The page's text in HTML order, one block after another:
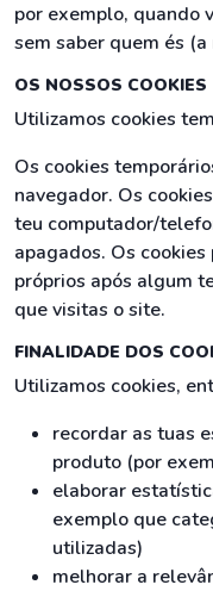
por exemplo, quando
sem saber quem és
OS NOSSOS COOKIES
Utilizamos cookies
Os cookies
navegador. Os
teu computador/
apagados. Os
próprios após algum
que visitas o site.
FINALIDADE DOS
Utilizamos cookies,
recordar as tuas
produto (por
elaborar
exemplo que
utilizadas)
melhorar a